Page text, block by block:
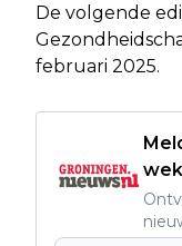
De volgende
februari 2025.